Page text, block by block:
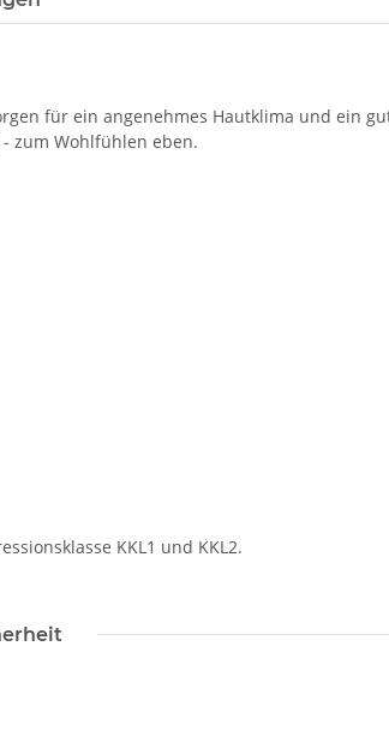
für ein angenehmes Hautklima und ein
zum Wohlfühlen eben.
KKL1 und KKL2.